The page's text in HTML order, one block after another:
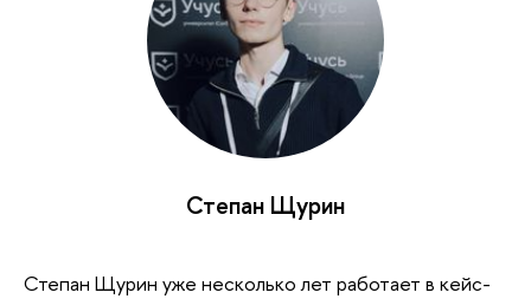
Степан Щурин
Степан Щурин уже несколько лет работает в кейс-